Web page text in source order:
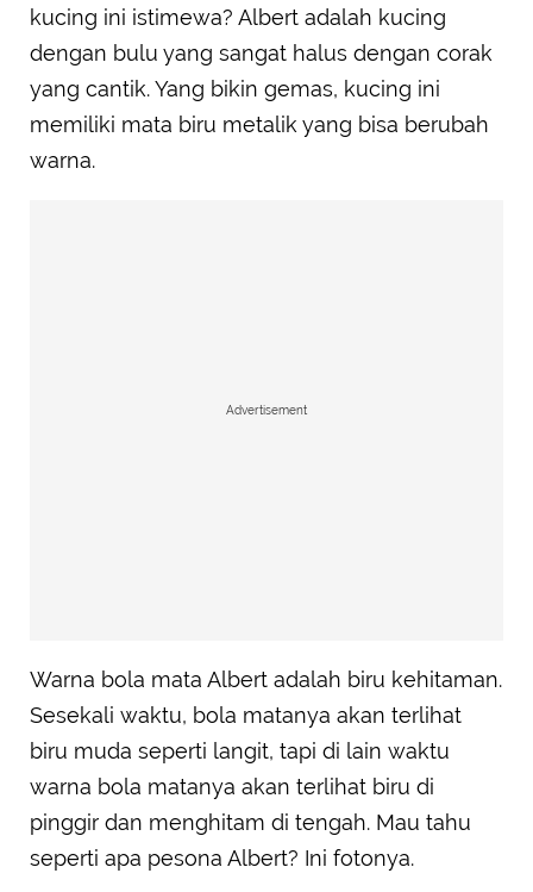
kucing ini istimewa? Albert adalah kucing
dengan bulu yang sangat halus dengan corak
yang cantik. Yang bikin gemas, kucing ini
memiliki mata biru metalik yang bisa berubah
warna.
Advertisement
Warna bola mata Albert adalah biru kehitaman.
Sesekali waktu, bola matanya akan terlihat
biru muda seperti langit, tapi di lain waktu
warna bola matanya akan terlihat biru di
pinggir dan menghitam di tengah. Mau tahu
seperti apa pesona Albert? Ini fotonya.